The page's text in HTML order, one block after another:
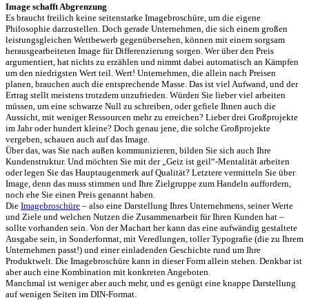
Image schafft Abgrenzung
Es braucht freilich keine seitenstarke Imagebroschüre, um die eigene
Philosophie darzustellen. Doch gerade Unternehmen, die sich einem großen
leistungsgleichen Wettbewerb gegenübersehen, können mit einem sorgsam
herausgearbeiteten Image für Differenzierung sorgen. Wer über den Preis
argumentiert, hat nichts zu erzählen und nimmt dabei automatisch an Kämpfen
um den niedrigsten Wert teil. Wert! Unternehmen, die allein nach Preisen
planen, brauchen auch die entsprechende Masse. Das ist viel Aufwand, und der
Ertrag stellt meistens trotzdem unzufrieden. Würden Sie lieber viel arbeiten
müssen, um eine schwarze Null zu schreiben, oder gefiele Ihnen auch die
Aussicht, mit weniger Ressourcen mehr zu erreichen? Lieber drei Großprojekte
im Jahr oder hundert kleine? Doch genau jene, die solche Großprojekte
vergeben, schauen auch auf das Image.
Über das, was Sie nach außen kommunizieren, bilden Sie sich auch Ihre
Kundenstruktur. Und möchten Sie mit der „Geiz ist geil“-Mentalität arbeiten
oder legen Sie das Hauptaugenmerk auf Qualität? Letztere vermitteln Sie über
Image, denn das muss stimmen und Ihre Zielgruppe zum Handeln auffordern,
noch ehe Sie einen Preis genannt haben.
Die Imagebroschüre – also eine Darstellung Ihres Unternehmens, seiner Werte
und Ziele und welchen Nutzen die Zusammenarbeit für Ihren Kunden hat –
sollte vorhanden sein. Von der Machart her kann das eine aufwändig gestaltete
Ausgabe sein, in Sonderformat, mit Veredlungen, toller Typografie (die zu Ihrem
Unternehmen passt!) und einer einladenden Geschichte rund um Ihre
Produktwelt. Die Imagebroschüre kann in dieser Form allein stehen. Denkbar ist
aber auch eine Kombination mit konkreten Angeboten.
Manchmal ist weniger aber auch mehr, und es genügt eine knappe Darstellung
auf wenigen Seiten im DIN-Format.